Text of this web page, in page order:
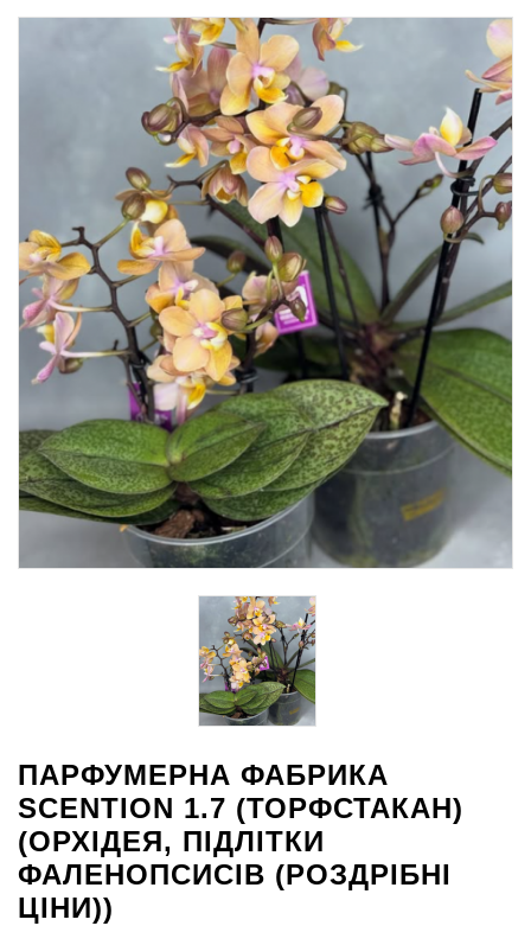
ПАРФУМЕРНА ФАБРИКА
SCENTION 1.7 (ТОРФСТАКАН)
(ОРХІДЕЯ, ПІДЛІТКИ
ФАЛЕНОПСИСІВ (РОЗДРІБНІ
ЦІНИ))